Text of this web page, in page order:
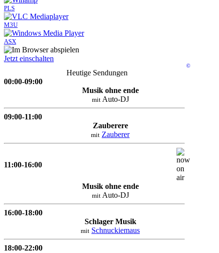
PLS
M3U
ASX
Jetzt einschalten
©
Heutige Sendungen
00:00-09:00
Musik ohne ende
mitAuto-DJ
09:00-11:00
Zauberere
mit Zauberer
11:00-16:00
Musik ohne ende
mitAuto-DJ
16:00-18:00
Schlager Musik
mit Schnuckiemaus
18:00-22:00